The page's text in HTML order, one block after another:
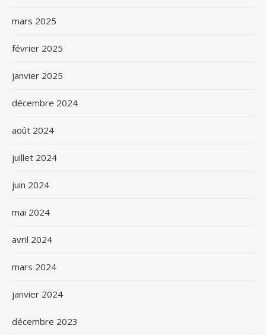
mars 2025
février 2025
janvier 2025
décembre 2024
août 2024
juillet 2024
juin 2024
mai 2024
avril 2024
mars 2024
janvier 2024
décembre 2023